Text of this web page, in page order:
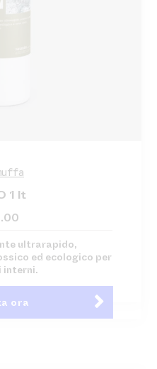
1 lt
ultrarapido,
ed ecologico per
interni.
ora